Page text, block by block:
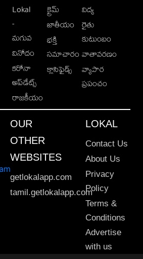
Lokal
-
మగువ
వినోదం
కరోనా
అప్‌డేట్స్
రాజకీయం
క్రైమ్
జాతీయం
భక్తి
సమాచారం
క్లాసిఫైడ్స్
విద్య
రైతు
కుటుంబం
వాతావరణం
వ్యాపార
ప్రపంచం
OUR
OTHER
WEBSITES
getlokalapp.com
tamil.getlokalapp.com
LOKAL
Contact Us
About Us
Privacy
Policy
Terms &
Conditions
Advertise
with us